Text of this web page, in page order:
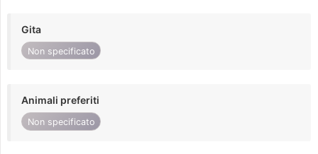
Gita
Non specificato
Animali preferiti
Non specificato